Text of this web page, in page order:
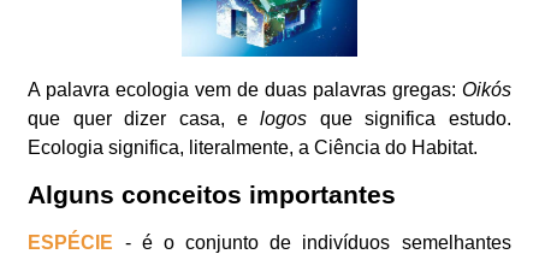
A palavra ecologia vem de duas palavras gregas: Oikós
que quer dizer casa, elogos que significa estudo.
Ecologia significa, literalmente, a Ciência do Habitat.
Alguns conceitos importantes
ESPÉCIE - é o conjunto de indivíduos semelhantes